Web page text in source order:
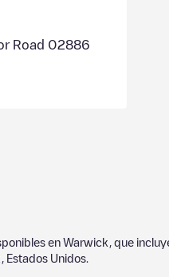
Road 02886
en Warwick , que
Estados Unidos